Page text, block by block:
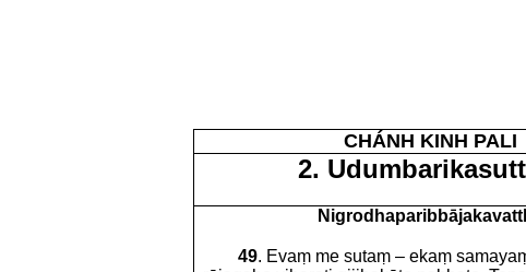
CHÁNH KINH PALI
2.
49. Evaṃ me sutaṃ – ekaṃ